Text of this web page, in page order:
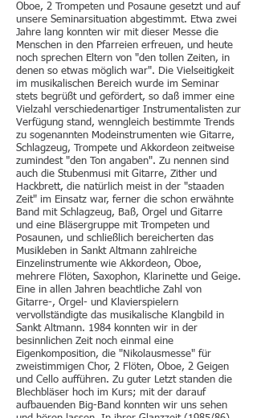
Oboe, 2 Trompeten und Posaune gesetzt und auf
unsere Seminarsituation abgestimmt. Etwa zwei
Jahre lang konnten wir mit dieser Messe die
Menschen in den Pfarreien erfreuen, und heute
noch sprechen Eltern von "den tollen Zeiten, in
denen so etwas möglich war". Die Vielseitigkeit
im musikalischen Bereich wurde im Seminar
stets begrüßt und gefördert, so daß immer eine
Vielzahl verschiedenartiger Instrumentalisten zur
Verfügung stand, wenngleich bestimmte Trends
zu sogenannten Modeinstrumenten wie Gitarre,
Schlagzeug, Trompete und Akkordeon zeitweise
zumindest "den Ton angaben". Zu nennen sind
auch die Stubenmusi mit Gitarre, Zither und
Hackbrett, die natürlich meist in der "staaden
Zeit" im Einsatz war, ferner die schon erwähnte
Band mit Schlagzeug, Baß, Orgel und Gitarre
und eine Bläsergruppe mit Trompeten und
Posaunen, und schließlich bereicherten das
Musikleben in Sankt Altmann zahlreiche
Einzelinstrumente wie Akkordeon, Oboe,
mehrere Flöten, Saxophon, Klarinette und Geige.
Eine in allen Jahren beachtliche Zahl von
Gitarre-, Orgel- und Klavierspielern
vervollständigte das musikalische Klangbild in
Sankt Altmann. 1984 konnten wir in der
besinnlichen Zeit noch einmal eine
Eigenkomposition, die "Nikolausmesse" für
zweistimmigen Chor, 2 Flöten, Oboe, 2 Geigen
und Cello aufführen. Zu guter Letzt standen die
Blechbläser hoch im Kurs; mit der darauf
aufbauenden Big-Band konnten wir uns sehen